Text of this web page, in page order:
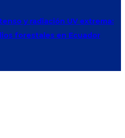
y radiación UV extrema:
forestales en Ecuador